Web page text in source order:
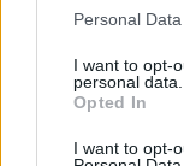
Please note that
not limited to your
grant or deny
use your data for
consent section.
Personal
I want to opt-
personal data.
Opted In
I want to opt-
Eufória és
változást
Recorder.hu•2025.